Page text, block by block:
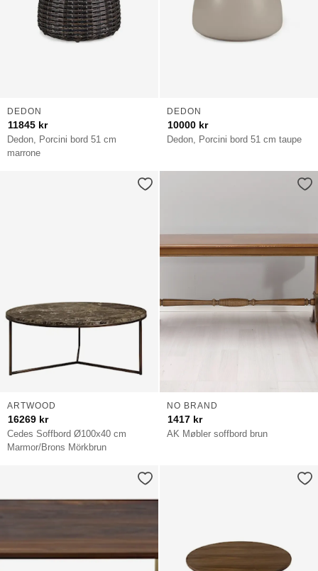
Dedon, Porcini bord 51 cm
marrone
DEDON
11845 kr
Dedon, Porcini bord 51 cm taupe
DEDON
10000 kr
Cedes Soffbord Ø100x40 cm
Marmor/Brons Mörkbrun
ARTWOOD
16269 kr
AK Møbler soffbord brun
NO BRAND
1417 kr